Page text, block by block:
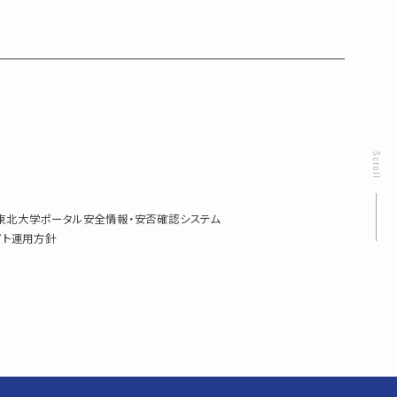
Scroll
北大学ポータル安全情報・安否確認システム
ト運用方針